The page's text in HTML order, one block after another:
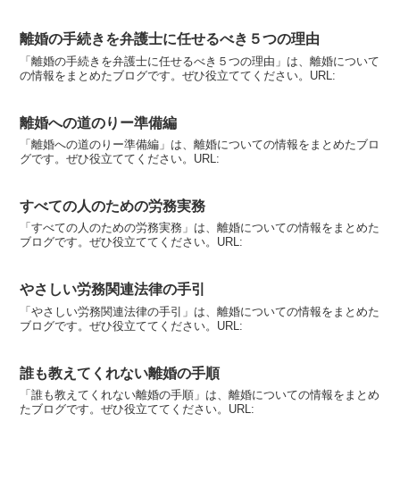
離婚の手続きを弁護士に任せるべき５つの理由
「離婚の手続きを弁護士に任せるべき５つの理由」は、離婚について
の情報をまとめたブログです。ぜひ役立ててください。URL:
離婚への道のりー準備編
「離婚への道のりー準備編」は、離婚についての情報をまとめたブロ
グです。ぜひ役立ててください。URL:
すべての人のための労務実務
「すべての人のための労務実務」は、離婚についての情報をまとめた
ブログです。ぜひ役立ててください。URL:
やさしい労務関連法律の手引
「やさしい労務関連法律の手引」は、離婚についての情報をまとめた
ブログです。ぜひ役立ててください。URL:
誰も教えてくれない離婚の手順
「誰も教えてくれない離婚の手順」は、離婚についての情報をまとめ
たブログです。ぜひ役立ててください。URL: